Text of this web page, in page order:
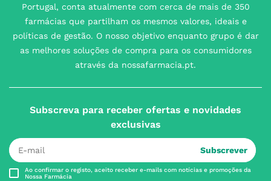
Portugal, conta atualmente com cerca de mais de 350
farmácias que partilham os mesmos valores, ideais e
políticas de gestão. O nosso objetivo enquanto grupo é dar
as melhores soluções de compra para os consumidores
através da nossafarmacia.pt.
Subscreva para receber ofertas e novidades
exclusivas
Subscrever
Ao confirmar o registo, aceito receber e-mails com notícias e promoções da
Nossa Farmácia